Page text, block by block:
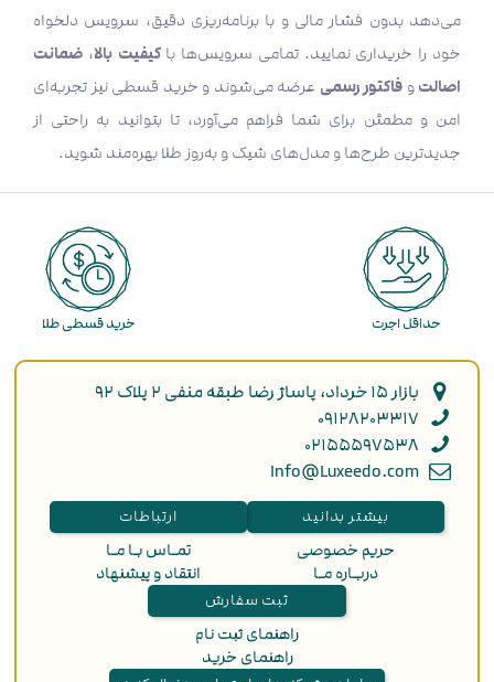
می‌دهد بدون فشار مالی و با برنامه‌ریزی دقیق، سرویس دلخواه
خود را خریداری نمایید. تمامی سرویس‌ها باکیفیت بالا، ضمانت
اصالت و فاکتور رسمی عرضه می‌شوند و خرید قسطی نیز تجربه‌ای
امن و مطمئن برای شما فراهم می‌آورد، تا بتوانید به راحتی از
جدیدترین طرح‌ها و مدل‌های شیک و به‌روز طلا بهره‌مند شوید.
حداقل اجرت خرید قسطی طلا
بازار ۱۵ خرداد، پاساژ رضا طبقه منفی ۲ پلاک ۹۲
۰۹۱۲۸۲۰۳۳۱۷
۰۲۱۵۵۵۹۷۵۳۸
Info@Luxeedo.com
بیشتر بدانید
حریم خصوصی
دربـاره مـا
ارتباطات
تمـاس بـا مـا
انتقاد و پیشنهاد
ثبت سفارش
راهنمای ثبت نام
راهنمای خرید